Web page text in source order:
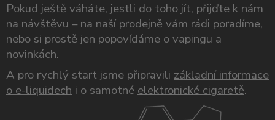
Pokud ještě váháte, jestli do toho jít, přijďte k nám
na návštěvu – na naší prodejně vám rádi poradíme,
nebo si prostě jen popovídáme o vapingu a
novinkách.
A pro rychlý start jsme připravili základní informace
o e-liquidech i o samotné elektronické cigaretě.